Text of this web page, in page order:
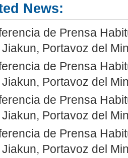
News:
de Prensa
Portavoz del
de Prensa
Portavoz del
de Prensa
Portavoz del
de Prensa
Portavoz del